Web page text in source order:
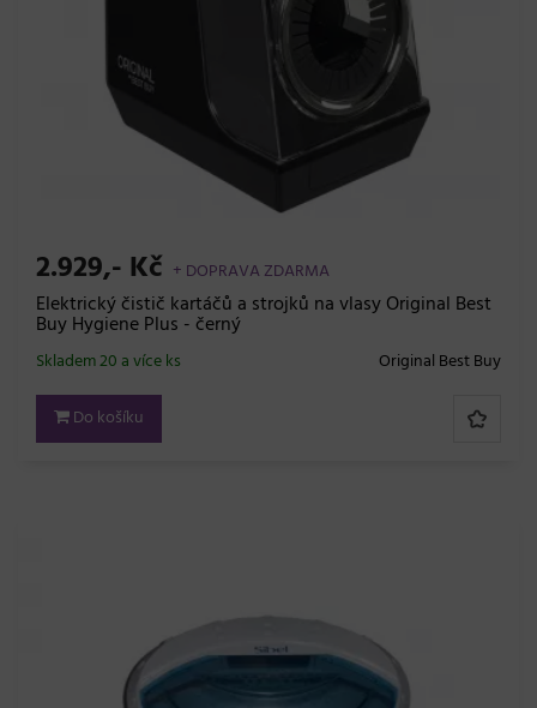
2.929,- Kč + DOPRAVA ZDARMA
Elektrický čistič kartáčů a strojků na vlasy Original Best
Buy Hygiene Plus - černý
Original Best Buy
Skladem 20 a více ks
Do košíku